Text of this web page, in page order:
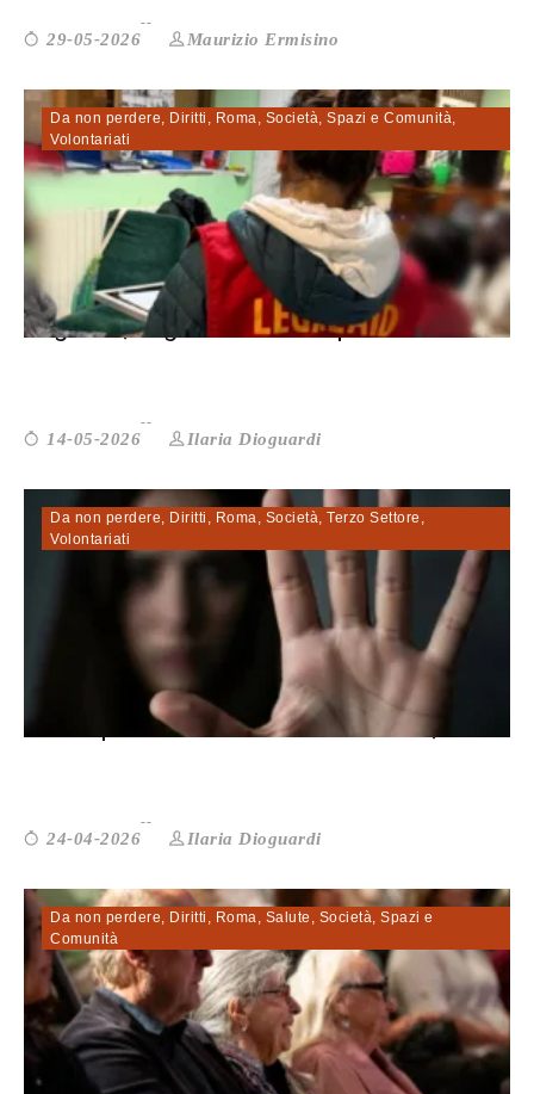
29-05-2026 Maurizio Ermisino
Da non perdere, Diritti , Roma, Società, Spazi e Comunità,
Volontariati
Migranti, Legal Aid: «Nel report 2025...
14-05-2026 Ilaria Dioguardi
Da non perdere, Diritti , Roma, Società, Terzo Settore ,
Volontariati
Centri per uomini autori di violenza,...
24-04-2026 Ilaria Dioguardi
Da non perdere, Diritti , Roma, Salute , Società, Spazi e
Comunità